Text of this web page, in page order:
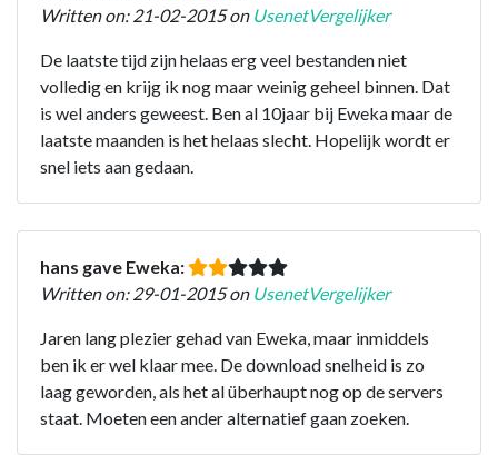
Written on: 21-02-2015 on UsenetVergelijker
De laatste tijd zijn helaas erg veel bestanden niet
volledig en krijg ik nog maar weinig geheel binnen. Dat
is wel anders geweest. Ben al 10jaar bij Eweka maar de
laatste maanden is het helaas slecht. Hopelijk wordt er
snel iets aan gedaan.
hans gave Eweka:
Written on: 29-01-2015 on UsenetVergelijker
Jaren lang plezier gehad van Eweka, maar inmiddels
ben ik er wel klaar mee. De download snelheid is zo
laag geworden, als het al überhaupt nog op de servers
staat. Moeten een ander alternatief gaan zoeken.